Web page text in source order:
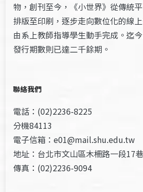
物，創刊至今，《小世界》從傳統
排版至印刷，逐步走向數位化的線
由系上教師指導學生動手完成。迄
發行期數則已達二千餘期。
聯絡我們
電話：(02)2236-8225
分機84113
電子信箱：e01@mail.shu.edu.tw
地址：台北市文山區木柵路一段17
傳真：(02)2236-9094